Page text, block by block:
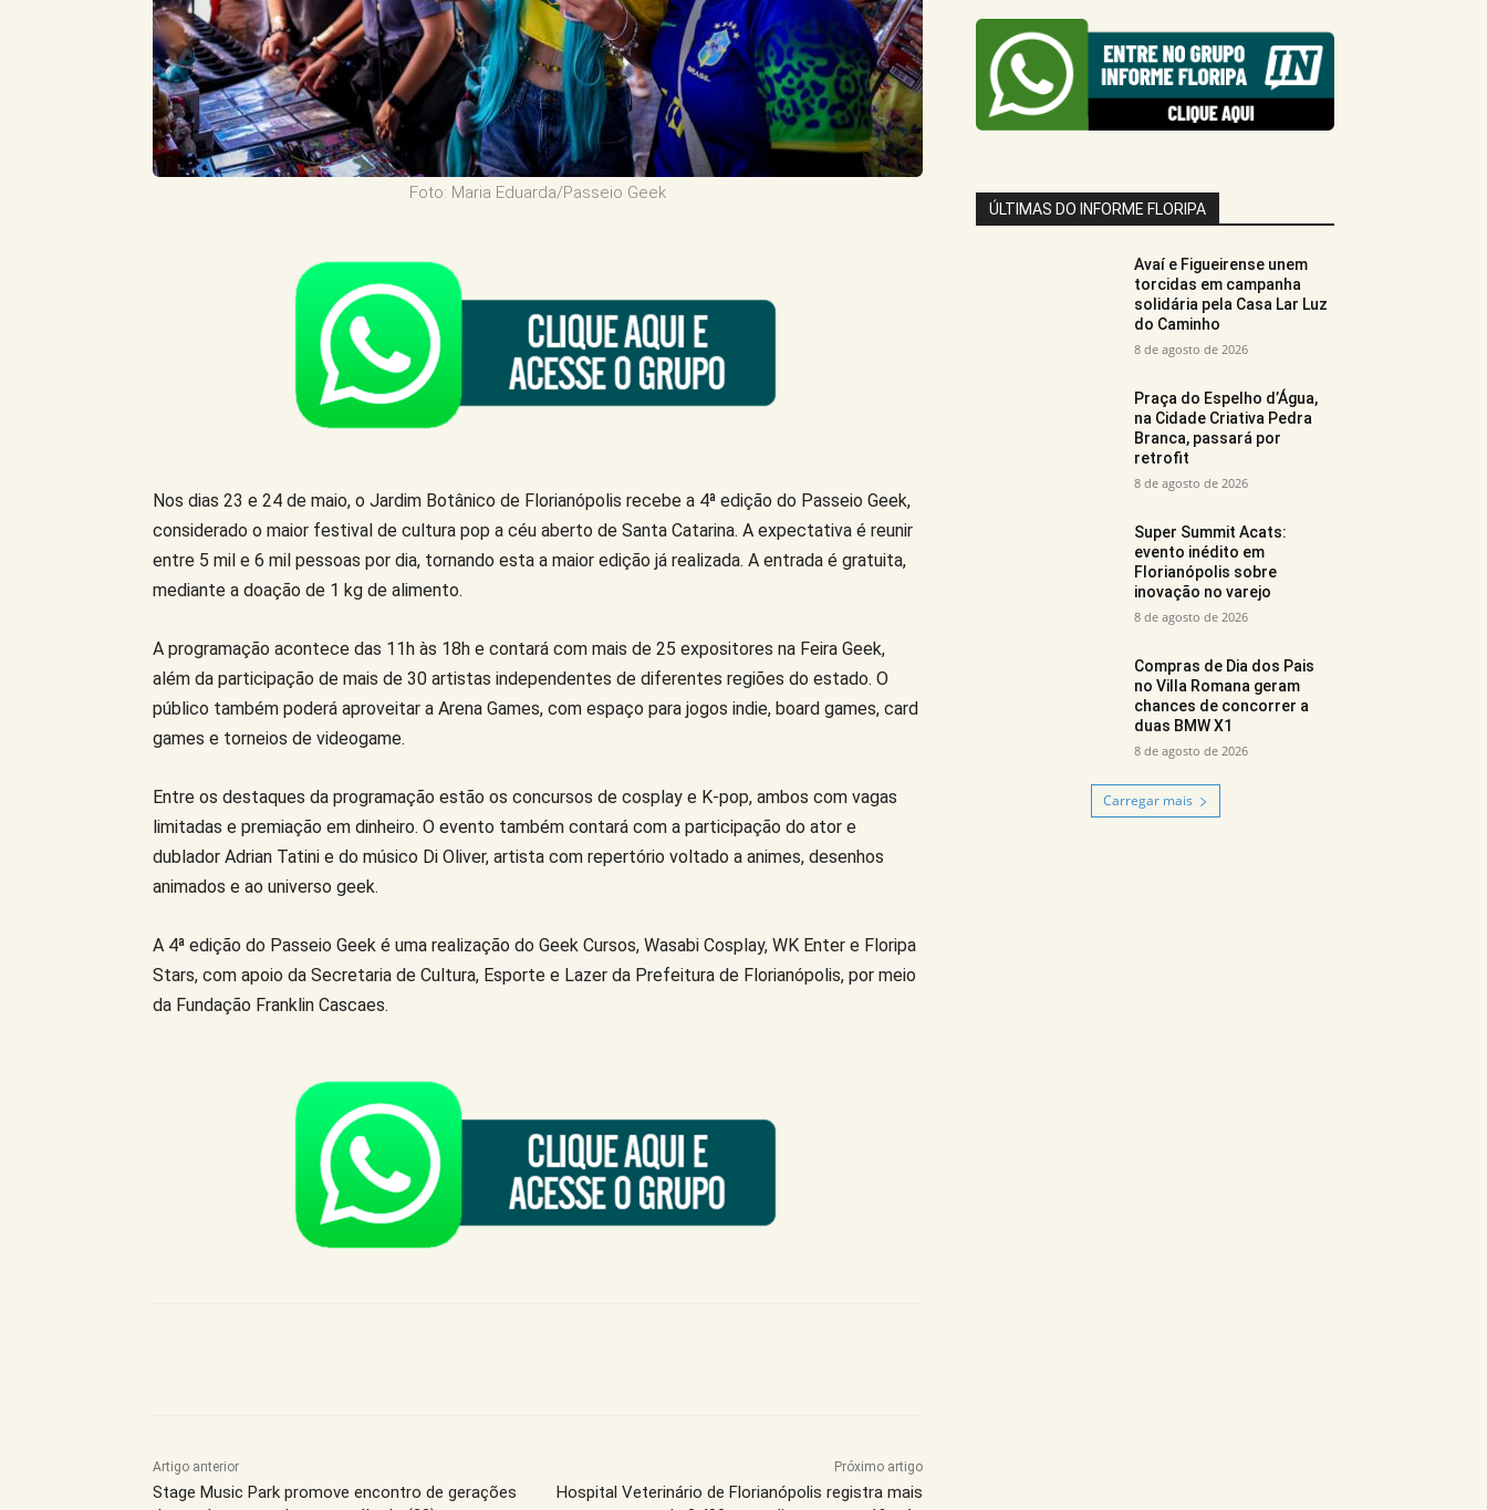
Foto: Maria Eduarda/Passeio Geek
Nos dias 23 e 24 de maio, o Jardim Botânico de Florianópolis recebe a 4ª edição do Passeio Geek,
considerado o maior festival de cultura pop a céu aberto de Santa Catarina. A expectativa é reunir
entre 5 mil e 6 mil pessoas por dia, tornando esta a maior edição já realizada. A entrada é gratuita,
mediante a doação de 1 kg de alimento.
A programação acontece das 11h às 18h e contará com mais de 25 expositores na Feira Geek,
além da participação de mais de 30 artistas independentes de diferentes regiões do estado. O
público também poderá aproveitar a Arena Games, com espaço para jogos indie, board games, card
games e torneios de videogame.
Entre os destaques da programação estão os concursos de cosplay e K-pop, ambos com vagas
limitadas e premiação em dinheiro. O evento também contará com a participação do ator e
dublador Adrian Tatini e do músico Di Oliver, artista com repertório voltado a animes, desenhos
animados e ao universo geek.
A 4ª edição do Passeio Geek é uma realização do Geek Cursos, Wasabi Cosplay, WK Enter e Floripa
Stars, com apoio da Secretaria de Cultura, Esporte e Lazer da Prefeitura de Florianópolis, por meio
da Fundação Franklin Cascaes.
Artigo anterior
Stage Music Park promove encontro de gerações
Próximo artigo
Hospital Veterinário de Florianópolis registra mais
ÚLTIMAS DO INFORME FLORIPA
Avaí e Figueirense unem
torcidas em campanha
solidária pela Casa Lar Luz
do Caminho
8 de agosto de 2026
Praça do Espelho d’Água,
na Cidade Criativa Pedra
Branca, passará por
retrofit
8 de agosto de 2026
Super Summit Acats:
evento inédito em
Florianópolis sobre
inovação no varejo
8 de agosto de 2026
Compras de Dia dos Pais
no Villa Romana geram
chances de concorrer a
duas BMW X1
8 de agosto de 2026
Carregar mais